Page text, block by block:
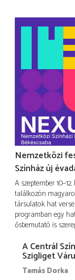
Nemzetközi
Színház új
A szeptember
találkozón
társulatok hat
programban egy
ősbemutató is
A Centrál
Szigliget
Tamás Dorka